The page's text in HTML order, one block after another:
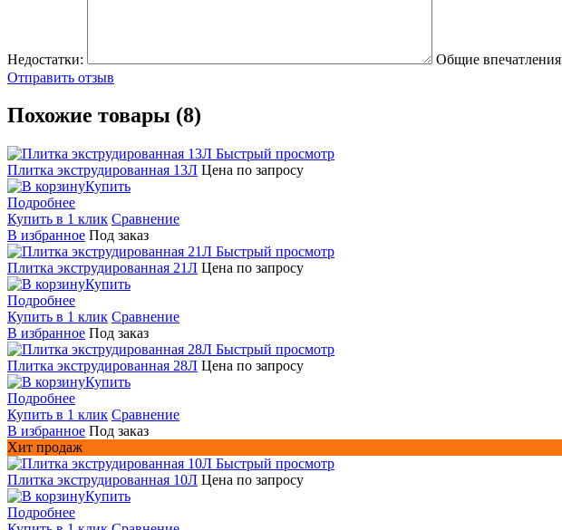
Недостатки: Общие
Отправить отзыв
Похожие товары (8)
Быстрый просмотр
Плитка экструдированная 13Л Цена по запросу
Купить
Подробнее
Купить в 1 клик Сравнение
В избранное Под заказ
Быстрый просмотр
Плитка экструдированная 21Л Цена по запросу
Купить
Подробнее
Купить в 1 клик Сравнение
В избранное Под заказ
Быстрый просмотр
Плитка экструдированная 28Л Цена по запросу
Купить
Подробнее
Купить в 1 клик Сравнение
В избранное Под заказ
Хит продаж
Быстрый просмотр
Плитка экструдированная 10Л Цена по запросу
Купить
Подробнее